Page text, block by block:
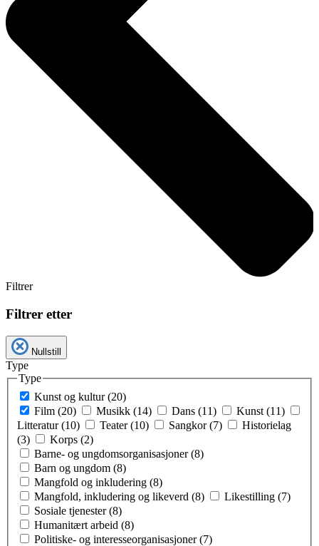
Filtrer
Filtrer etter
Nullstill
Type
Type
Kunst og kultur (20)
Film (20)
Musikk (14) Dans (11)
Kunst (11)
Litteratur (10)
Teater (10) Sangkor (7)
Historielag
(3)
Korps (2)
Barne- og ungdomsorganisasjoner (8)
Barn og ungdom (8)
Mangfold og inkludering (8)
Mangfold, inkludering og likeverd (8)
Likestilling (7)
Sosiale tjenester (8)
Humanitært arbeid (8)
Politiske- og interesseorganisasjoner (7)